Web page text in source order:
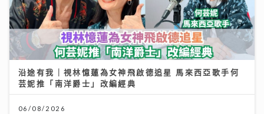
沿途有我｜視林憶蓮為女神飛啟德追星 馬來西亞歌手何
芸妮推「南洋爵士」改編經典
06/08/2026